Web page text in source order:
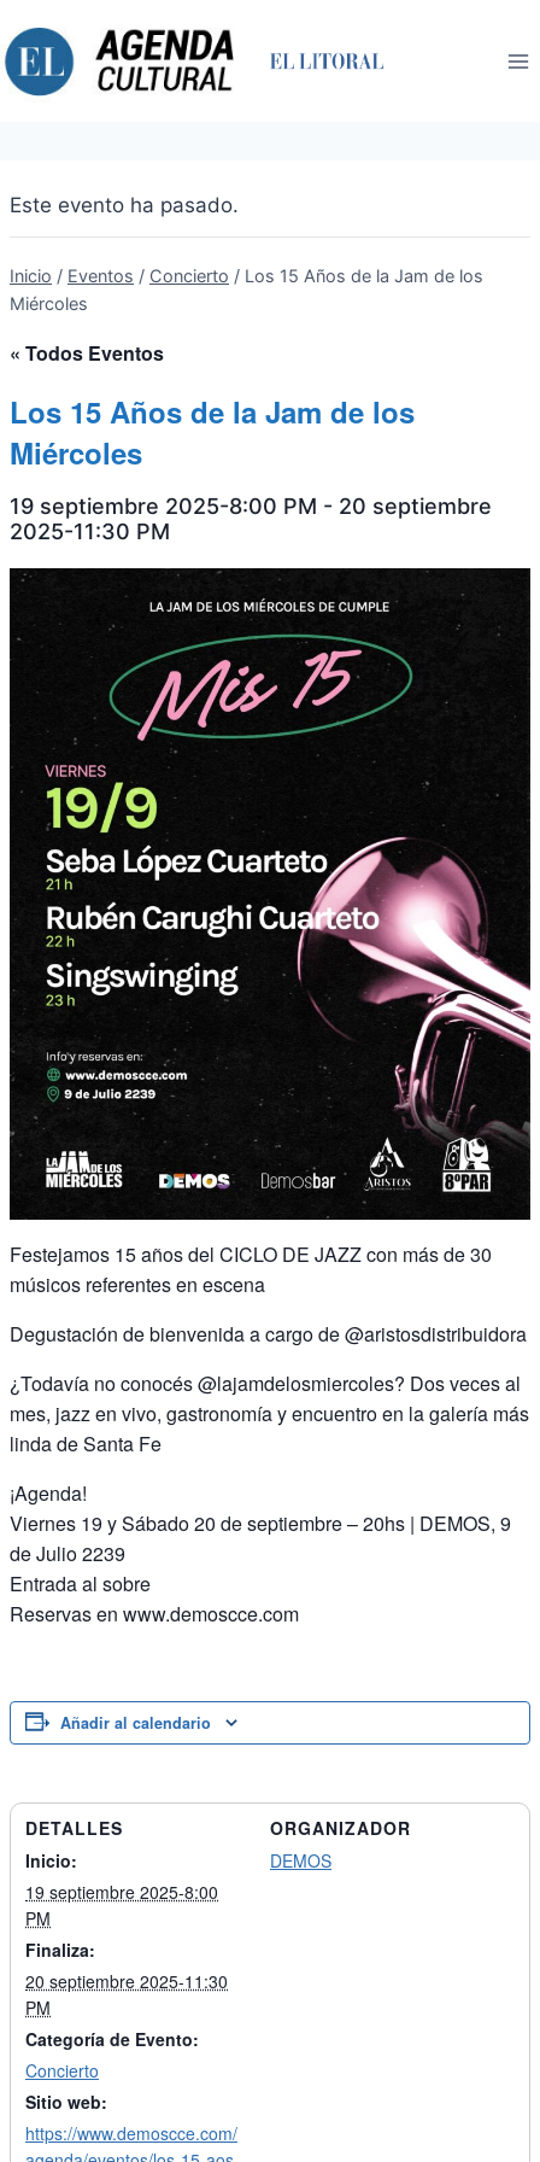
al
contenido
Este evento ha pasado.
Inicio / Eventos / Concierto / Los 15 Años de la Jam de los
Miércoles
« Todos Eventos
Los 15 Años de la Jam de los
Miércoles
19 septiembre 2025-8:00 PM - 20 septiembre
2025-11:30 PM
Festejamos 15 años del CICLO DE JAZZ con más de 30
músicos referentes en escena
Degustación de bienvenida a cargo de @aristosdistribuidora
¿Todavía no conocés @lajamdelosmiercoles? Dos veces al
mes, jazz en vivo, gastronomía y encuentro en la galería más
linda de Santa Fe
¡Agenda!
Viernes 19 y Sábado 20 de septiembre – 20hs | DEMOS, 9
de Julio 2239
Entrada al sobre
Reservas en www.demoscce.com
Añadir al calendario
DETALLES
Inicio:
19 septiembre 2025-8:00
PM
Finaliza:
20 septiembre 2025-11:30
PM
Categoría de Evento:
Concierto
Sitio web:
https://www.demoscce.com/
ORGANIZADOR
DEMOS